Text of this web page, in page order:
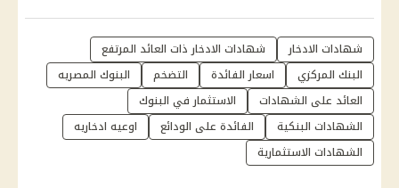
شهادات الادخار
شهادات الادخار ذات العائد المرتفع
البنك المركزي
اسعار الفائدة التضخم
البنوك المصريه
العائد على الشهادات
الاستثمار في البنوك
الشهادات البنكية
الفائدة على الودائع
اوعيه ادخاريه
الشهادات الاستثمارية